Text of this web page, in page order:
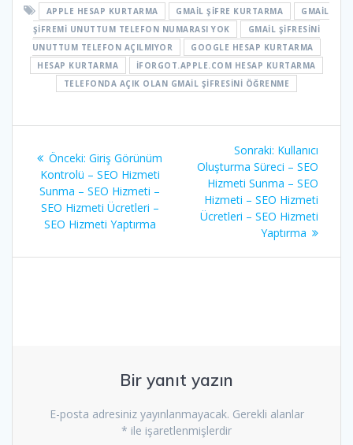
APPLE HESAP KURTARMA GMAIL ŞIFRE KURTARMA
GMAIL
ŞIFREMI UNUTTUM TELEFON NUMARASI YOK
GMAIL ŞIFRESINI
UNUTTUM TELEFON AÇILMIYOR
GOOGLE HESAP KURTARMA
HESAP KURTARMA
IFORGOT.APPLE.COM HESAP KURTARMA
TELEFONDA AÇIK OLAN GMAIL ŞIFRESINI ÖĞRENME
gezinmesi
Önceki: Önceki
yazı:
Giriş Görünüm
Kontrolü – SEO Hizmeti
Sunma – SEO Hizmeti –
SEO Hizmeti Ücretleri –
SEO Hizmeti Yaptırma
Sonraki: Sonraki
yazı:
Kullanıcı
Oluşturma Süreci – SEO
Hizmeti Sunma – SEO
Hizmeti – SEO Hizmeti
Ücretleri – SEO Hizmeti
Yaptırma
Bir yanıt yazın
E-posta adresiniz yayınlanmayacak. Gerekli alanlar
* ile işaretlenmişlerdir